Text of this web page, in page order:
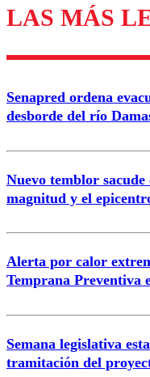
LAS MÁS
Senapred ordena
desborde del río
Nuevo temblor
magnitud y el
Alerta por calor
Temprana Preventiva
Semana legislativa
tramitación del